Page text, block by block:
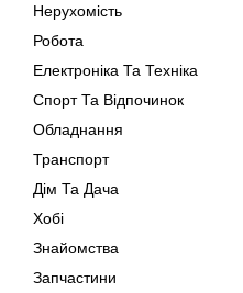
Нерухомість
Робота
Електроніка Та Техніка
Спорт Та Відпочинок
Обладнання
Транспорт
Дім Та Дача
Хобі
Знайомства
Запчастини